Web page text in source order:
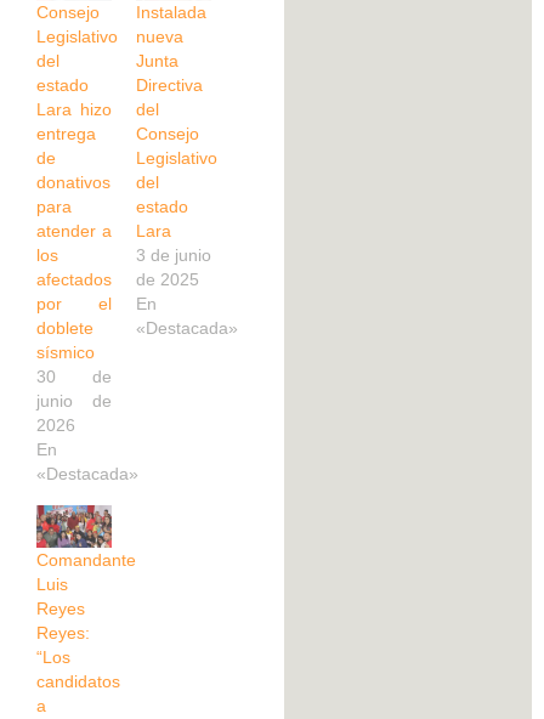
Consejo
Legislativo
del
estado
Lara hizo
entrega
de
donativos
para
atender a
los
afectados
por el
doblete
sísmico
30 de
junio de
2026
En
«Destacada»
Instalada
nueva
Junta
Directiva
del
Consejo
Legislativo
del
estado
Lara
3 de junio
de 2025
En
«Destacada»
Comandante
Luis
Reyes
Reyes:
“Los
candidatos
a